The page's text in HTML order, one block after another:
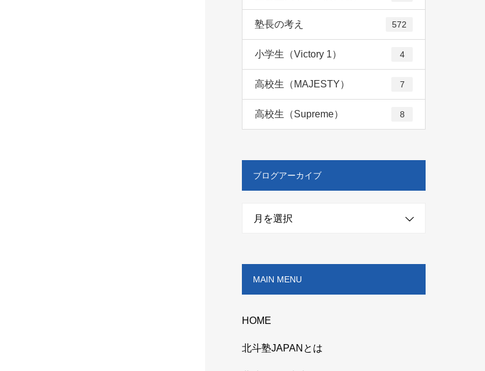
塾長の考え 572
小学生（Victory 1） 4
高校生（MAJESTY） 7
高校生（Supreme） 8
ブログアーカイブ
月を選択
MAIN MENU
HOME
北斗塾JAPANとは